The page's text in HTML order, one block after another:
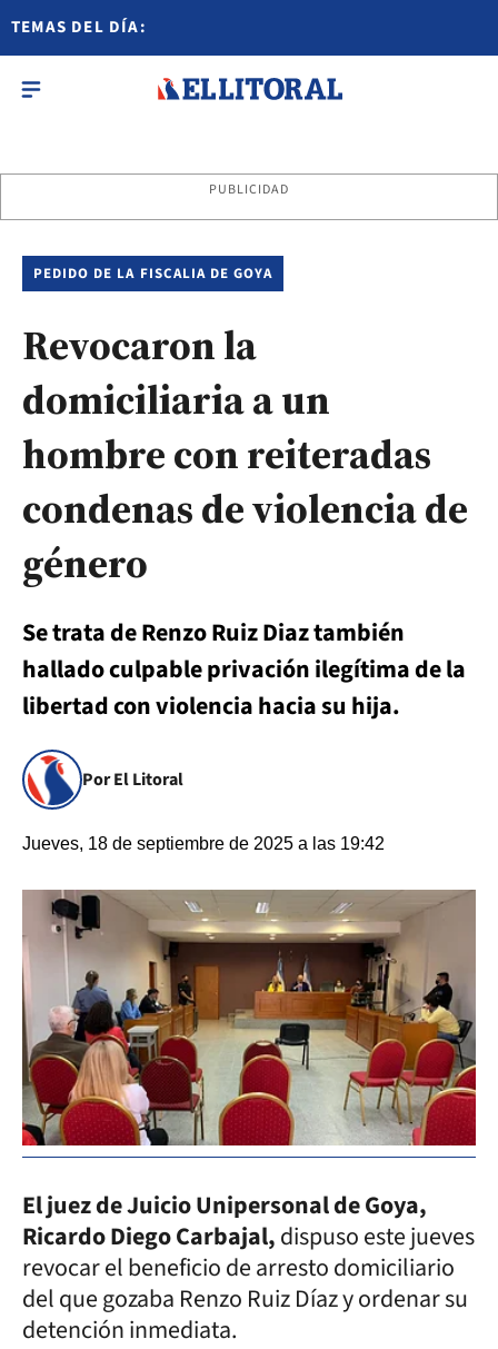
TEMAS DEL DÍA:
PUBLICIDAD
PEDIDO DE LA FISCALIA DE GOYA
Revocaron la
domiciliaria a un
hombre con reiteradas
condenas de violencia de
género
Se trata de Renzo Ruiz Diaz también
hallado culpable privación ilegítima de la
libertad con violencia hacia su hija.
Por El Litoral
Jueves, 18 de septiembre de 2025 a las 19:42
El juez de Juicio Unipersonal de Goya,
Ricardo Diego Carbajal,dispuso este jueves
revocar el beneficio de arresto domiciliario
del que gozaba Renzo Ruiz Díaz y ordenar su
detención inmediata.